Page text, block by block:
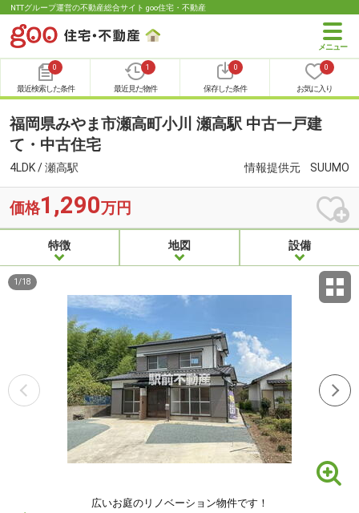
NTTグループ運営の不動産総合サイト goo住宅・不動産
0
最近検索した条件
1
最近見た物件
0
保存した条件
0
お気に入り
福岡県みやま市瀬高町小川 瀬高駅 中古一戸建
て・中古住宅
4LDK / 瀬高駅 情報提供元 SUUMO
価格1,290万円
特徴 地図 設備
広いお庭のリノベーション物件です！
1 /18